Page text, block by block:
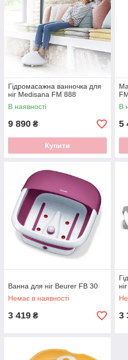
Гідромасажна ванночка для
ніг Medisana FM 888
В наявності
9 890 ₴
Купити
В
5
Ванна для ніг Beurer FB 30
Немає в наявності
3 419 ₴ 3